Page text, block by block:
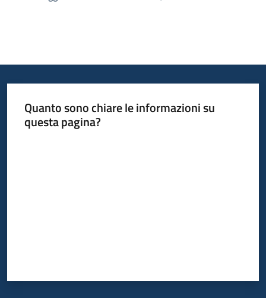
Quanto sono chiare le informazioni su
questa pagina?